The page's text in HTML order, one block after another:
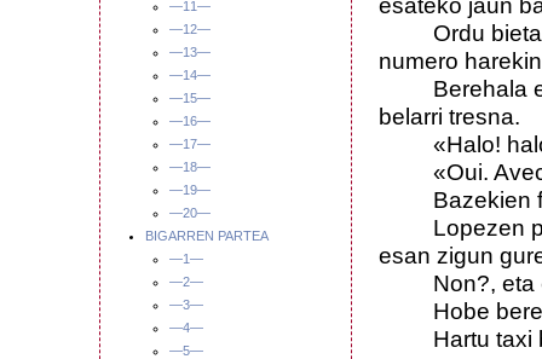
—11—
—12—
—13—
—14—
—15—
—16—
—17—
—18—
—19—
—20—
BIGARREN PARTEA
—1—
—2—
—3—
—4—
—5—
Ordu bietan
numero
Berehala
belarri tresna.
«Halo! halo!
«Oui. Avec
Bazekien
Lopezen
esan zigun
Non?, eta
Hobe bere
Hartu taxi